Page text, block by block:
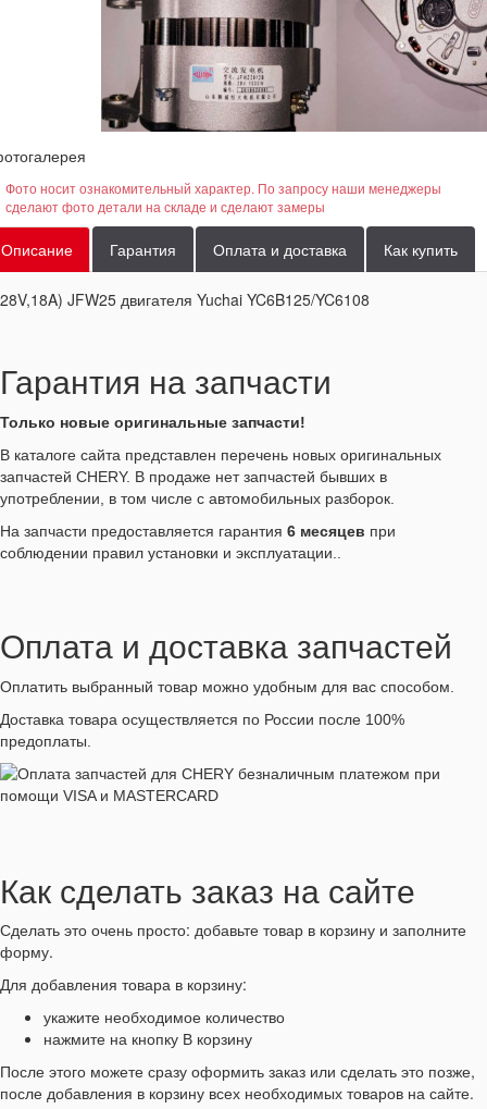
Фото носит ознакомительный характер. По запросу наши менеджеры
сделают фото детали на складе и сделают замеры
Описание Гарантия Оплата и доставка Как купить
28V,18A) JFW25 двигателя Yuchai YC6B125/YC6108
Гарантия на запчасти
Только новые оригинальные запчасти!
В каталоге сайта представлен перечень новых оригинальных
запчастей CHERY. В продаже нет запчастей бывших в
употреблении, в том числе с автомобильных разборок.
На запчасти предоставляется гарантия 6 месяцев при
соблюдении правил установки и эксплуатации..
Оплата и доставка запчастей
Оплатить выбранный товар можно удобным для вас способом.
Доставка товара осуществляется по России после 100%
предоплаты.
Как сделать заказ на сайте
Сделать это очень просто: добавьте товар в корзину и заполните
форму.
Для добавления товара в корзину:
укажите необходимое количество
нажмите на кнопку В корзину
После этого можете сразу оформить заказ или сделать это позже,
после добавления в корзину всех необходимых товаров на сайте.